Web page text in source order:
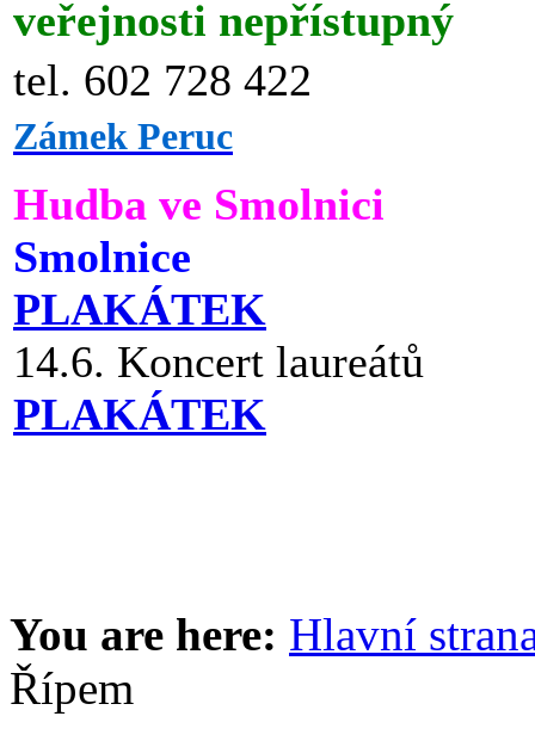
veřejnosti nepřístupný
tel. 602 728 422
Zámek Peruc
Hudba ve Smolnici
Smolnice
PLAKÁTEK
14.6. Koncert laureátů
PLAKÁTEK
You are here: Hlavní
Řípem